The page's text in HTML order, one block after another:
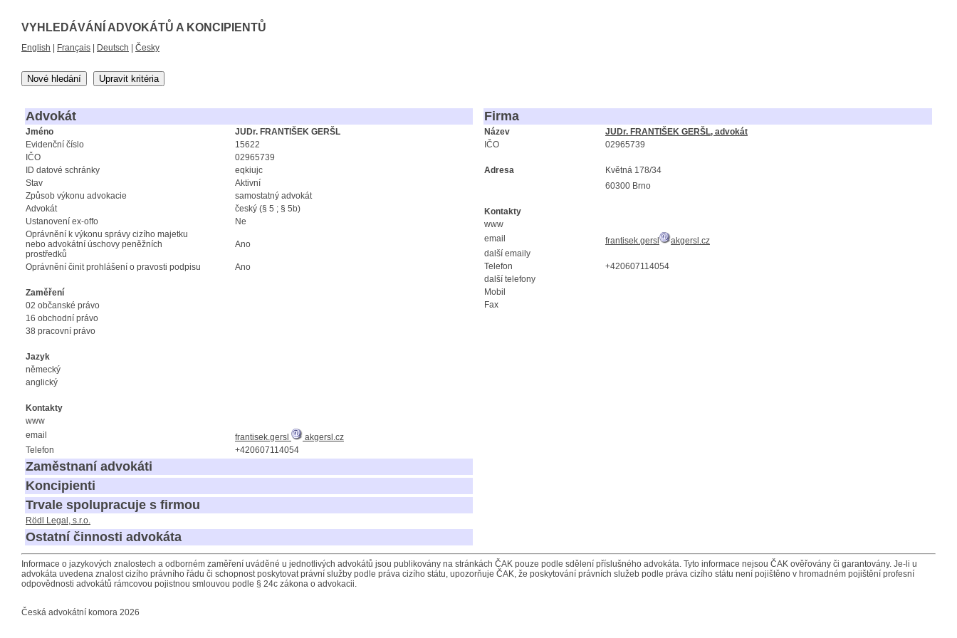
VYHLEDÁVÁNÍ ADVOKÁTŮ A KONCIPIENTŮ
English Français Deutsch Česky
Nové hledání Upravit kritéria
Advokát
Jméno
JUDr. FRANTIŠEK GERŠL
Evidenční číslo
15622
IČO
02965739
ID datové schránky
eqkiujc
Stav
Aktivní
Způsob výkonu advokacie
samostatný advokát
Advokát
český (§ 5 ; § 5b)
Ustanovení ex-offo
Ne
Oprávnění k výkonu správy cizího majetku
nebo advokátní úschovy peněžních
prostředků
Ano
Oprávnění činit prohlášení o pravosti podpisu Ano
Zaměření
02 občanské právo
16 obchodní právo
38 pracovní právo
Jazyk
německý
anglický
Kontakty
www
email
frantisek.gersl
akgersl.cz
Telefon
+420607114054
Zaměstnaní advokáti
Koncipienti
Trvale spolupracuje s firmou
Rödl Legal, s.r.o.
Ostatní činnosti advokáta
Firma
Název
JUDr. FRANTIŠEK GERŠL, advokát
IČO
02965739
Adresa
Květná 178/34
60300 Brno
Kontakty
www
email
frantisek.gersl
akgersl.cz
další emaily
Telefon
+420607114054
další telefony
Mobil
Fax
Informace o jazykových znalostech a odborném zaměření uváděné u jednotlivých advokátů jsou publikovány na stránkách ČAK pouze podle sdělení příslušného advokáta. Tyto informace nejsou ČAK ověřovány či garantovány. Je-li u
advokáta uvedena znalost cizího právního řádu či schopnost poskytovat právní služby podle práva cizího státu, upozorňuje ČAK, že poskytování právních služeb podle práva cizího státu není pojištěno v hromadném pojištění profesní
odpovědnosti advokátů rámcovou pojistnou smlouvou podle § 24c zákona o advokacii.
Česká advokátní komora 2026